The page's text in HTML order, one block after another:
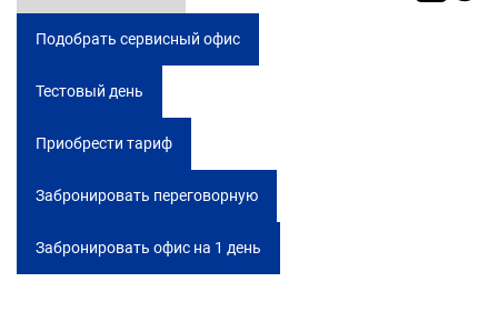
Подобрать сервисный офис
Тестовый день
Приобрести тариф
Забронировать переговорную
Забронировать офис на 1 день